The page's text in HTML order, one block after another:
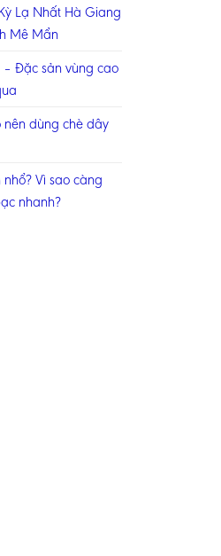
Lạ Nhất Hà Giang
Mê Mẩn
Đặc sản vùng cao
dùng chè dây
Vì sao càng
nhanh?